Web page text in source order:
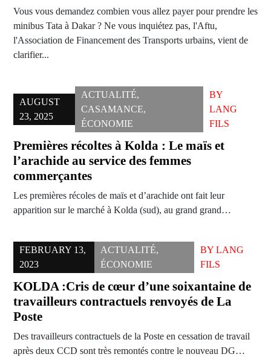
Vous vous demandez combien vous allez payer pour prendre les
minibus Tata à Dakar ? Ne vous inquiétez pas, l'Aftu,
l'Association de Financement des Transports urbains, vient de
clarifier...
AUGUST
23, 2025
ACTUALITÉ,
CASAMANCE,
ÉCONOMIE
BY
LANG
FILS
Premières récoltes à Kolda : Le maïs et
l’arachide au service des femmes
commerçantes
Les premières récoles de maïs et d’arachide ont fait leur
apparition sur le marché à Kolda (sud), au grand grand…
FEBRUARY 13,
2023
ACTUALITÉ,
ÉCONOMIE
BY LANG
FILS
KOLDA :Cris de cœur d’une soixantaine de
travailleurs contractuels renvoyés de La
Poste
Des travailleurs contractuels de la Poste en cessation de travail
après deux CCD sont très remontés contre le nouveau DG…